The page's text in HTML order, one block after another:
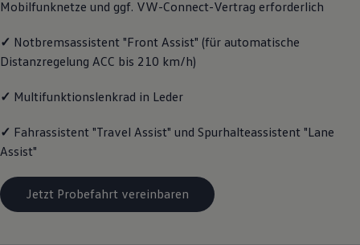
Magazin
Transport
Familie
Pannen- und Unfallhilfe
Mobilfunknetze und ggf. VW-Connect-Vertrag erforderlich
✓ Notbremsassistent "Front Assist" (für automatische
Distanzregelung ACC bis 210 km/h)
✓ Multifunktionslenkrad in Leder
✓ Fahrassistent "Travel Assist" und Spurhalteassistent "Lane
Assist"
Jetzt Probefahrt vereinbaren